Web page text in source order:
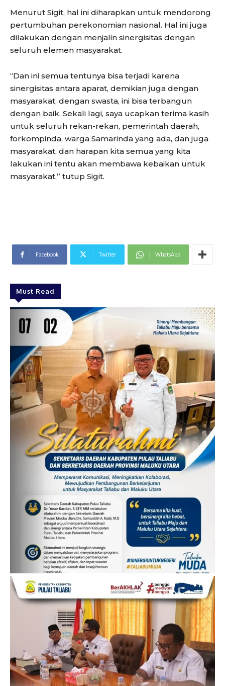
Menurut Sigit, hal ini diharapkan untuk mendorong
pertumbuhan perekonomian nasional. Hal ini juga
dilakukan dengan menjalin sinergisitas dengan
seluruh elemen masyarakat.
“Dan ini semua tentunya bisa terjadi karena
sinergisitas antara aparat, demikian juga dengan
masyarakat, dengan swasta, ini bisa terbangun
dengan baik. Sekali lagi, saya ucapkan terima kasih
untuk seluruh rekan-rekan, pemerintah daerah,
forkompinda, warga Samarinda yang ada, dan juga
masyarakat, dan harapan kita semua yang kita
lakukan ini tentu akan membawa kebaikan untuk
masyarakat,” tutup Sigit.
Facebook Twitter WhatsApp
Must Read